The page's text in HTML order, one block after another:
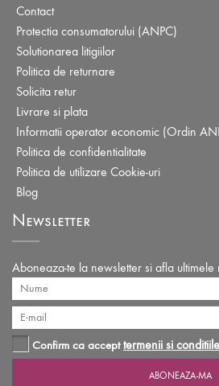
Contact
Protectia consumatorului (ANPC)
Solutionarea litigiilor
Politica de returnare
Solicita retur
Livrare si plata
Informatii operator economic (Ordin
Politica de confidentialitate
Politica de utilizare Cookie-uri
Blog
Newsletter
Aboneaza-te la newsletter si afla ultimele
Confirm ca accepttermenii si conditiile